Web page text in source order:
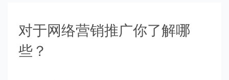
对于网络营销推广你了解哪
些？